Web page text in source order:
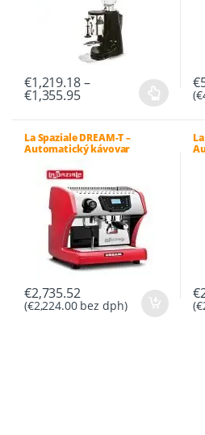
€1,219.18–
€1,355.95Price
through
€1,355.95
Tento
má
viacero
variantov.
Možnosti
môžete
vybrať
stránke
produktu.
€
(€
La Spaziale DREAM-T –
Automatický kávovar
€2,735.52
(€2,224.00bez dph)
€
(€